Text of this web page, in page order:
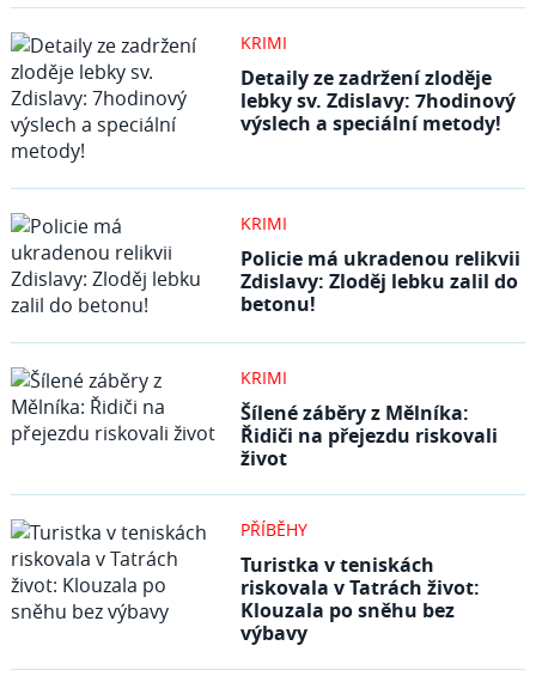
KRIMI
Detaily ze zadržení zloděje
lebky sv. Zdislavy: 7hodinový
výslech a speciální metody!
KRIMI
Policie má ukradenou relikvii
Zdislavy: Zloděj lebku zalil do
betonu!
KRIMI
Šílené záběry z Mělníka:
Řidiči na přejezdu riskovali
život
PŘÍBĚHY
Turistka v teniskách
riskovala v Tatrách život:
Klouzala po sněhu bez
výbavy